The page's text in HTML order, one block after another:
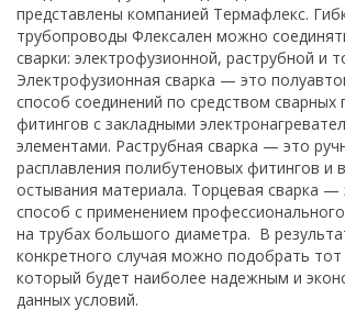
представлены компанией Термафлекс.
трубопроводы Флексален можно
сварки: электрофузионной, раструбной и
Электрофузионная сварка — это
способ соединений по средством сварных
фитингов с закладными
элементами. Раструбная сварка — это
расплавления полибутеновых фитингов и
остывания материала. Торцевая сварка —
способ с применением
на трубах большого диаметра. В
конкретного случая можно подобрать тот
который будет наиболее надежным и
данных условий.